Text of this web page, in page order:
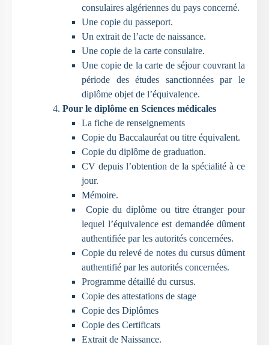
consulaires algériennes du pays concerné.
Une copie du passeport.
Un extrait de l’acte de naissance.
Une copie de la carte consulaire.
Une copie de la carte de séjour couvrant la
période des études sanctionnées par le
diplôme objet de l’équivalence.
Pour le diplôme en Sciences médicales
La fiche de renseignements
Copie du Baccalauréat ou titre équivalent.
Copie du diplôme de graduation.
CV depuis l’obtention de la spécialité à ce
jour.
Mémoire.
Copie du diplôme ou titre étranger pour
lequel l’équivalence est demandée dûment
authentifiée par les autorités concernées.
Copie du relevé de notes du cursus dûment
authentifié par les autorités concernées.
Programme détaillé du cursus.
Copie des attestations de stage
Copie des Diplômes
Copie des Certificats
Extrait de Naissance.